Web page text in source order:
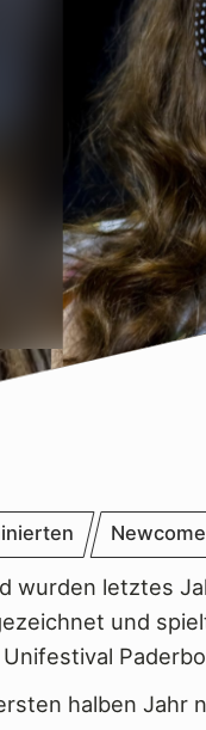
wurden letztes
und
halben Jahr